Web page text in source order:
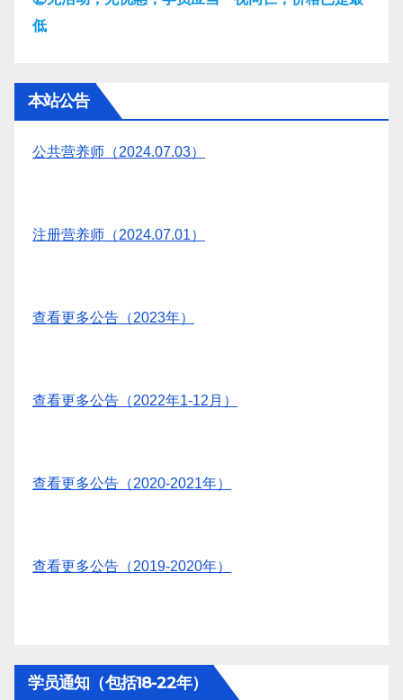
低
本站公告
公共营养师（2024.07.03）
注册营养师（2024.07.01）
查看更多公告（2023年）
查看更多公告（2022年1-12月）
查看更多公告（2020-2021年）
查看更多公告（2019-2020年）
学员通知（包括18-22年）